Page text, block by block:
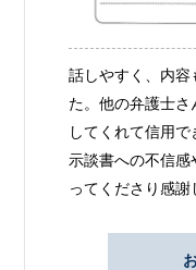
話しやすく、内容
た。他の弁護士
してくれて信用
示談書への不信
ってくださり感謝